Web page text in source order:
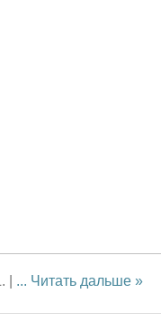
... Читать дальше »